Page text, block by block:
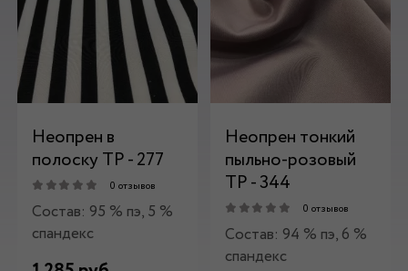
Неопрен в
полоску ТР - 277
0 отзывов
Состав: 95 % пэ, 5 %
спандекс
Неопрен тонкий
пыльно-розовый
ТР - 344
0 отзывов
Состав: 94 % пэ, 6 %
спандекс